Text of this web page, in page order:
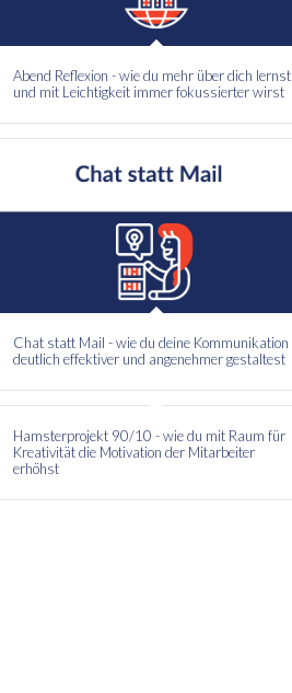
Abend Reflexion - wie du mehr über dich lernst
und mit Leichtigkeit immer fokussierter wirst
Chat statt Mail - wie du deine Kommunikation
deutlich effektiver und angenehmer gestaltest
Hamsterprojekt 90/10 - wie du mit Raum für
Kreativität die Motivation der Mitarbeiter
erhöhst